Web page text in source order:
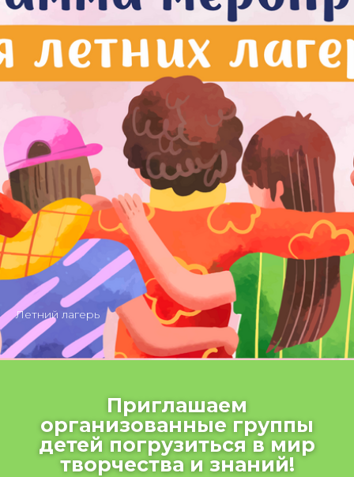
Летний лагерь
Приглашаем
организованные группы
детей погрузиться в мир
творчества и знаний!